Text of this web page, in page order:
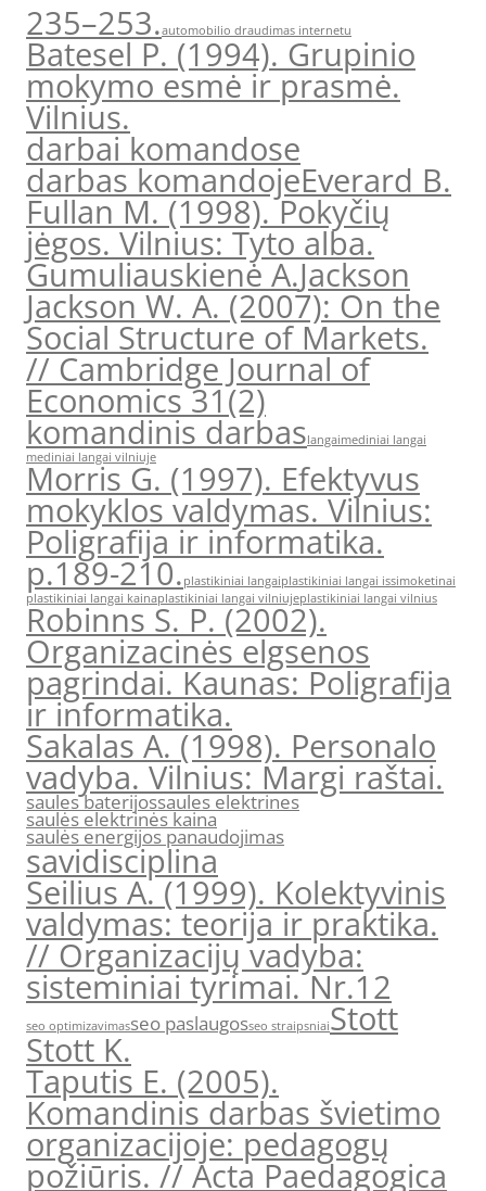
235–253.automobilio draudimas internetu
Batesel P. (1994). Grupinio
mokymo esmė ir prasmė.
Vilnius.
darbai komandose
darbas komandojeEverard B.
Fullan M. (1998). Pokyčių
jėgos. Vilnius: Tyto alba.
Gumuliauskienė A.Jackson
Jackson W. A. (2007): On the
Social Structure of Markets.
// Cambridge Journal of
Economics 31(2)
komandinis darbaslangaimediniai langai
mediniai langai vilniuje
Morris G. (1997). Efektyvus
mokyklos valdymas. Vilnius:
Poligrafija ir informatika.
p.189-210. plastikiniai langaiplastikiniai langai issimoketinai
plastikiniai langai kainaplastikiniai langai vilniujeplastikiniai langai vilnius
Robinns S. P. (2002).
Organizacinės elgsenos
pagrindai. Kaunas: Poligrafija
ir informatika.
Sakalas A. (1998). Personalo
vadyba. Vilnius: Margi raštai.
saules baterijossaules elektrines
saulės elektrinės kaina
saulės energijos panaudojimas
savidisciplina
Seilius A. (1999). Kolektyvinis
valdymas: teorija ir praktika.
// Organizacijų vadyba:
sisteminiai tyrimai. Nr.12
seo optimizavimasseo paslaugosseo straipsniaiStott
Stott K.
Taputis E. (2005).
Komandinis darbas švietimo
organizacijoje: pedagogų
požiūris. // Acta Paedagogica